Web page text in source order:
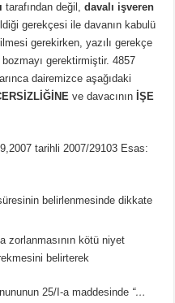
tarafından değil,davalı işveren
gerekçesi ile davanın kabulü
gerekirken, yazılı gerekçe
bozmayı gerektirmiştir. 4857
dairemizce aşağıdaki
ve davacının İŞE
tarihli 2007/29103 Esas:
belirlenmesinde dikkate
zorlanmasının kötü niyet
belirterek
25/I-a maddesinde “…